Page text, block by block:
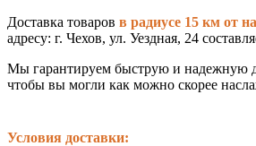
Доставка товаров в радиусе 15 км от
адресу: г. Чехов, ул. Уездная, 24
Мы гарантируем быструю и надежную
чтобы вы могли как можно скорее
Условия доставки: